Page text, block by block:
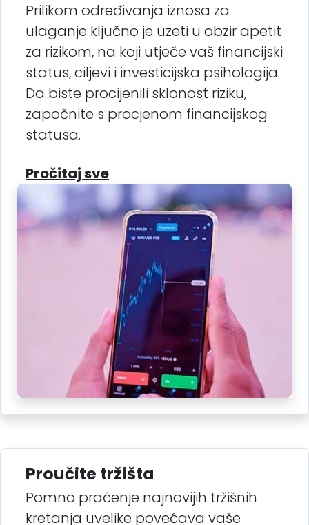
Prilikom određivanja iznosa za
ulaganje ključno je uzeti u obzir apetit
za rizikom, na koji utječe vaš financijski
status, ciljevi i investicijska psihologija.
Da biste procijenili sklonost riziku,
započnite s procjenom financijskog
statusa.
Pročitaj sve
Proučite tržišta
Pomno praćenje najnovijih tržišnih
kretanja uvelike povećava vaše